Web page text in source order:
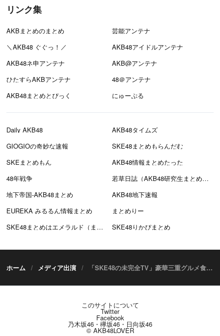
リンク集
AKBまとめのまとめ
芸能アンテナ
＼AKB48 ぐぐっ！／
AKB48アイドルアンテナ
AKB48ネ申アンテナ
AKB@アンテナ
ひたすらAKBアンテナ
48＠アンテナ
AKB48まとめとぴっく
にゅーぷる
Daily AKB48
AKB48タイムズ
GIOGIOの奇妙な速報
SKE48まとめもらんだむ
SKEまとめもん
AKB48情報まとめたった
48年戦争
若草日誌（AKB48研究生まとめブログ）
地下帝国-AKB48まとめ
AKB48地下速報
EUREKA みるるん情報まとめ
まとめりー
SKE48まとめはエメラルド（まとえめ）
SKE48りかぴまとめ
ホーム メディア出演 「SKE48の未完全TV」豪華三重グルメ食べまくりバスツアー＆オーディション密着【2025.2.23 24:50〜 テレビ愛知】
このサイトについて
Twitter
Facebook
乃木坂46・欅坂46・日向坂46
© AKB48LOVER